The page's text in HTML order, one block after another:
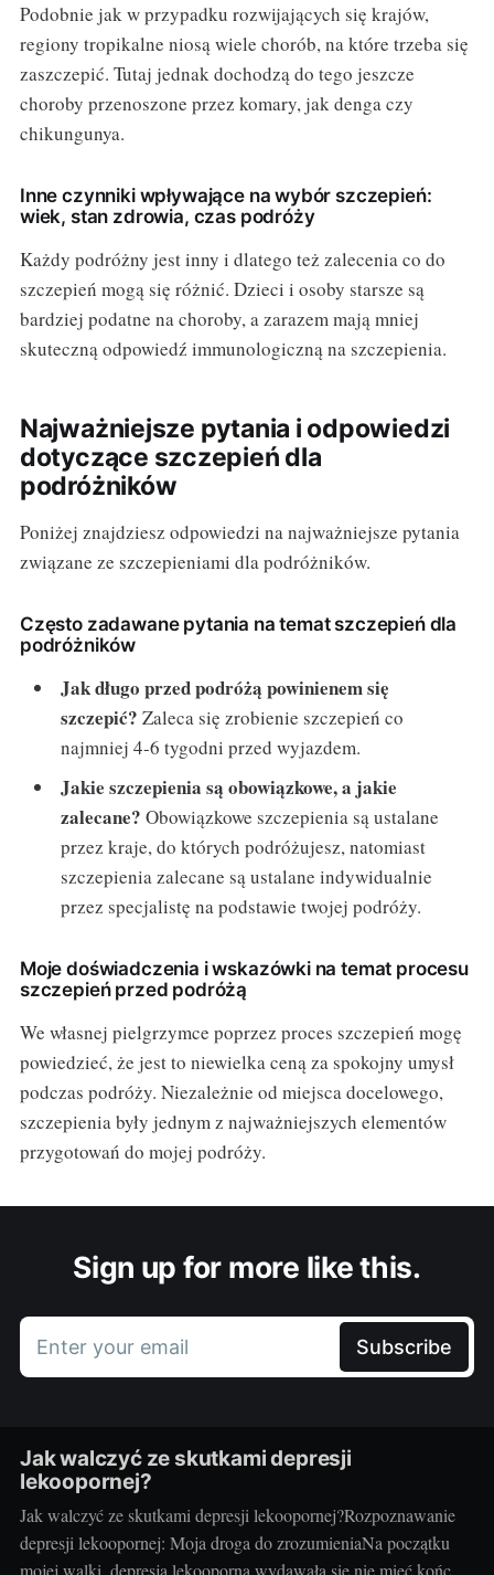
Podobnie jak w przypadku rozwijających się krajów,
regiony tropikalne niosą wiele chorób, na które trzeba się
zaszczepić. Tutaj jednak dochodzą do tego jeszcze
choroby przenoszone przez komary, jak denga czy
chikungunya.
Inne czynniki wpływające na wybór szczepień:
wiek, stan zdrowia, czas podróży
Każdy podróżny jest inny i dlatego też zalecenia co do
szczepień mogą się różnić. Dzieci i osoby starsze są
bardziej podatne na choroby, a zarazem mają mniej
skuteczną odpowiedź immunologiczną na szczepienia.
Najważniejsze pytania i odpowiedzi
dotyczące szczepień dla
podróżników
Poniżej znajdziesz odpowiedzi na najważniejsze pytania
związane ze szczepieniami dla podróżników.
Często zadawane pytania na temat szczepień dla
podróżników
Jak długo przed podróżą powinienem się
szczepić? Zaleca się zrobienie szczepień co
najmniej 4-6 tygodni przed wyjazdem.
Jakie szczepienia są obowiązkowe, a jakie
zalecane? Obowiązkowe szczepienia są ustalane
przez kraje, do których podróżujesz, natomiast
szczepienia zalecane są ustalane indywidualnie
przez specjalistę na podstawie twojej podróży.
Moje doświadczenia i wskazówki na temat procesu
szczepień przed podróżą
We własnej pielgrzymce poprzez proces szczepień mogę
powiedzieć, że jest to niewielka ceną za spokojny umysł
podczas podróży. Niezależnie od miejsca docelowego,
szczepienia były jednym z najważniejszych elementów
przygotowań do mojej podróży.
Sign up for more like this.
Enter your email Subscribe
Jak walczyć ze skutkami depresji
lekoopornej?
Jak walczyć ze skutkami depresji lekoopornej?Rozpoznawanie
depresji lekoopornej: Moja droga do zrozumieniaNa początku
mojej walki, depresja lekooporna wydawała się nie mieć końca.